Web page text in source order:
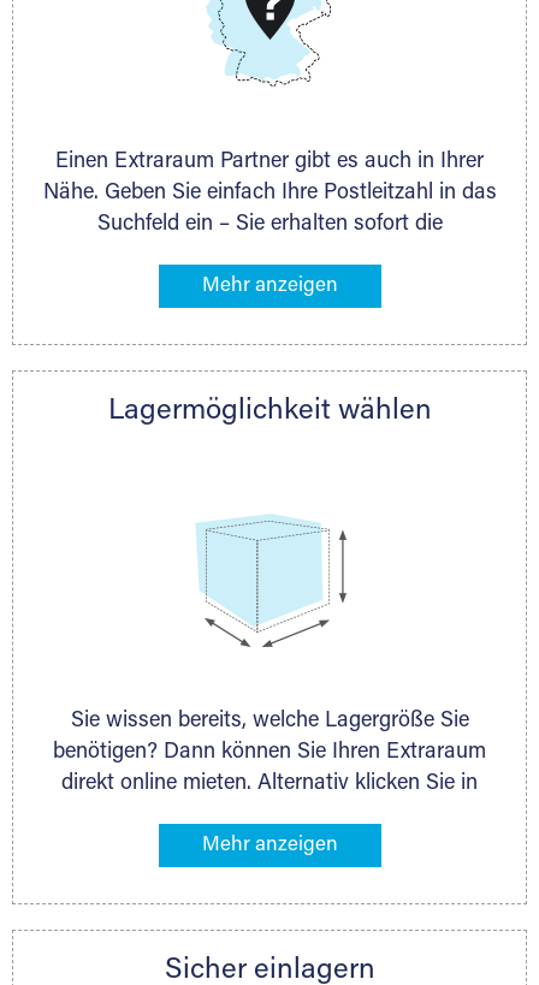
www.dmg-ag.com
Einen Extraraum Partner gibt es auch in Ihrer
Nähe. Geben Sie einfach Ihre Postleitzahl in das
Suchfeld ein – Sie erhalten sofort die
Lagermöglichkeiten in Ihrer Nähe. An zahlreichen
direkt online mieten. Gibt es Extraraum noch
nächstgelegenen Partner und besprechen alles
Lagermöglichkeit wählen
Sie wissen bereits, welche Lagergröße Sie
benötigen? Dann können Sie Ihren Extraraum
direkt online mieten. Alternativ klicken Sie in
Gegenstände an, die Sie einlagern möchten –
ermittelt. Natürlich steht Ihnen Ihr Extraraum
persönlich hinsichtlich Lagervolumen und zu
Sicher einlagern